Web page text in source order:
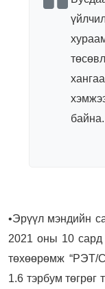
•Эрүүл мэндийн
2021 оны 10 сард
төхөөрөмж “PЭТ/
1.6 тэрбум төгрөг